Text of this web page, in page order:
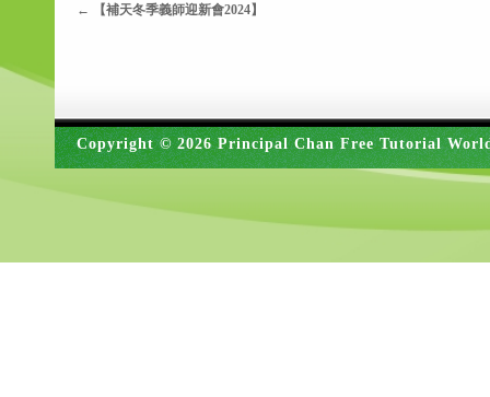
← 【補天冬季義師迎新會2024】
Copyright © 2026 Principal Chan Free Tutorial